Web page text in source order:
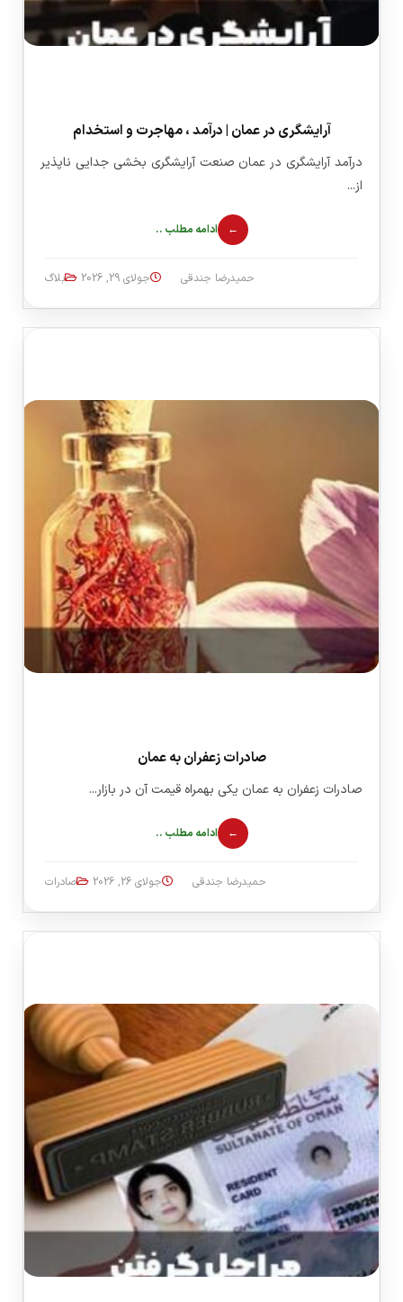
آرایشگری در عمان | درآمد ، مهاجرت و استخدام
درآمد آرایشگری در عمان صنعت آرایشگری بخشی جدایی ناپذیر
از...
ادامه مطلب ..
حمیدرضا جندقی جولای 29, 2026 بلاگ
صادرات زعفران به عمان
صادرات زعفران به عمان یکی بهمراه قیمت آن در بازار...
ادامه مطلب ..
حمیدرضا جندقی جولای 26, 2026 صادرات